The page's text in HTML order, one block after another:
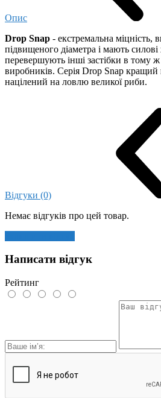
Опис
Drop Snap - екстремальна міцність,
підвищеного діаметра і мають
перевершують інші застібки в тому ж
виробників. Серія Drop Snap кращий
націлений на ловлю великої риби.
Відгуки (0)
Немає відгуків про цей товар.
Написати відгук
Рейтинг